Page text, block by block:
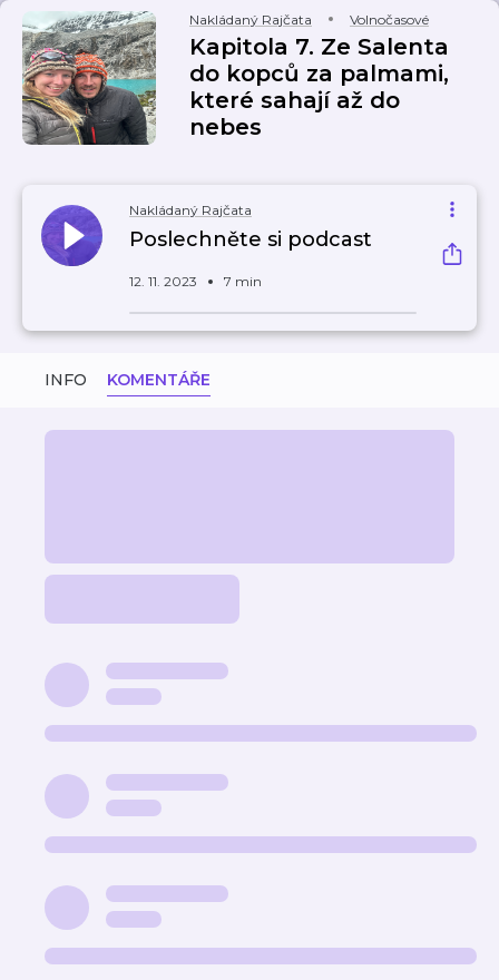
Nakládaný Rajčata Volnočasové
Kapitola 7. Ze Salenta
do kopců za palmami,
které sahají až do
nebes
Nakládaný Rajčata
Poslechněte si podcast
12. 11. 2023 7 min
INFO KOMENTÁŘE